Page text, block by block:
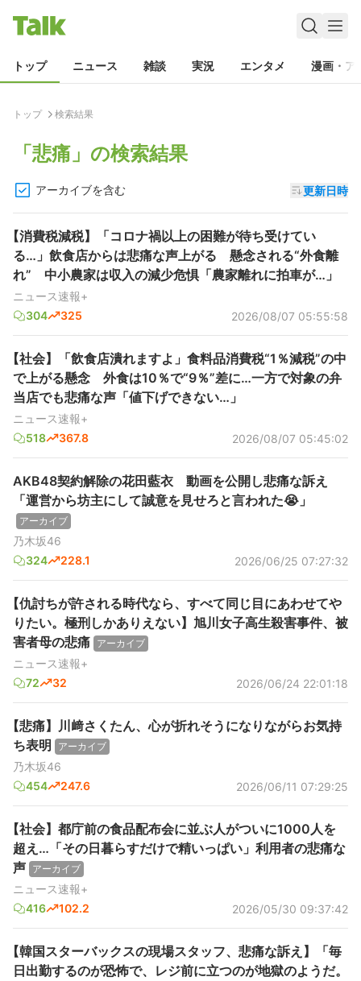
トップ ニュース 雑談 実況 エンタメ 漫画・ア
トップ 検索結果
「悲痛 」の検索結果
アーカイブを含む 更新日時
【消費税減税】「コロナ禍以上の困難が待ち受けてい
る…」飲食店からは悲痛な声上がる 懸念される“外食離
れ” 中小農家は収入の減少危惧「農家離れに拍車が…」
ニュース速報+
304
325 2026/08/07 05:55:58
【社会】「飲食店潰れますよ」食料品消費税“1％減税”の中
で上がる懸念 外食は10％で“9％”差に…一方で対象の弁
当店でも悲痛な声「値下げできない…」
ニュース速報+
518
367.8 2026/08/07 05:45:02
AKB48契約解除の花田藍衣 動画を公開し悲痛な訴え
「運営から坊主にして誠意を見せろと言われた😭」
アーカイブ
乃木坂46
324
228.1 2026/06/25 07:27:32
【仇討ちが許される時代なら、すべて同じ目にあわせてや
りたい。極刑しかありえない】旭川女子高生殺害事件、被
害者母の悲痛 アーカイブ
ニュース速報+
72
32 2026/06/24 22:01:18
【悲痛】川﨑さくたん、心が折れそうになりながらお気持
ち表明
アーカイブ
乃木坂46
454
247.6 2026/06/11 07:29:25
【社会】都庁前の食品配布会に並ぶ人がついに1000人を
超え…「その日暮らすだけで精いっぱい」利用者の悲痛な
声 アーカイブ
ニュース速報+
416
102.2 2026/05/30 09:37:42
【韓国スターバックスの現場スタッフ、悲痛な訴え】「毎
日出勤するのが恐怖で、レジ前に立つのが地獄のようだ。